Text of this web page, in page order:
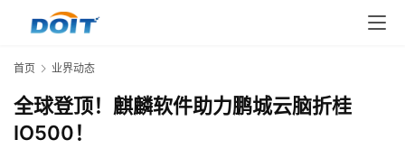
首页 业界动态
全球登顶！麒麟软件助力鹏城云脑折桂
IO500！